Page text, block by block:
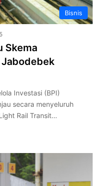
Bisnis
Skema
Jabodebek
Investasi (BPI)
secara menyeluruh
Rail Transit…